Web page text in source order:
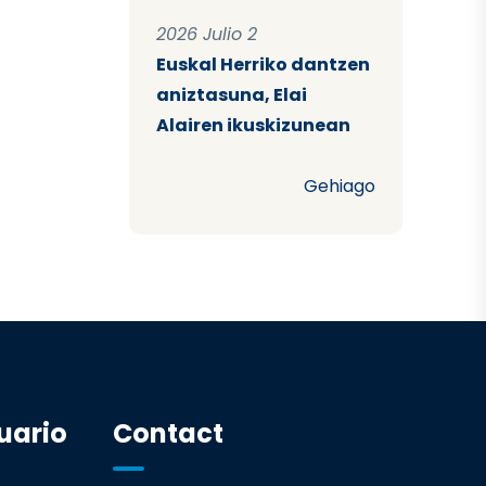
2026 Julio 2
Euskal Herriko dantzen
aniztasuna, Elai
Alairen ikuskizunean
Gehiago
Contact